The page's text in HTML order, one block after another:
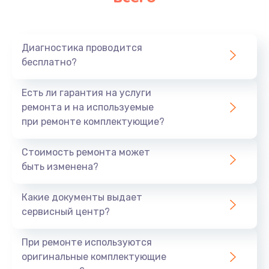
Диагностика проводится
бесплатно?
Есть ли гарантия на услуги
ремонта и на используемые
при ремонте комплектующие?
Стоимость ремонта может
быть изменена?
Какие документы выдает
сервисный центр?
При ремонте используются
оригинальные комплектующие